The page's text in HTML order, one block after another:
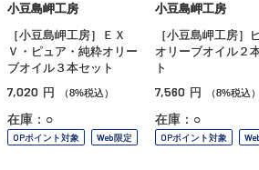
小豆島岬工房
［小豆島岬工房］ＥＸ
Ｖ・ピュア・純粋オリー
ブオイル３本セット
7,020 円 （8%税込）
在庫：○
OPポイント対象 Web限定
小豆島岬工房
［小豆島岬工房］
オリーブオイル２
ト
7,560 円 （8%税込
在庫：○
OPポイント対象